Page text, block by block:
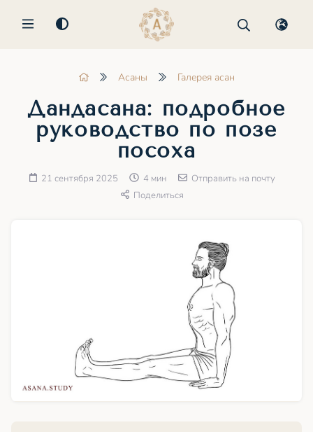
MENU
Асаны Галерея асан
Дандасана: подробное
руководство по позе
посоха
21 сентября 2025 4 мин
Отправить на почту
Поделиться